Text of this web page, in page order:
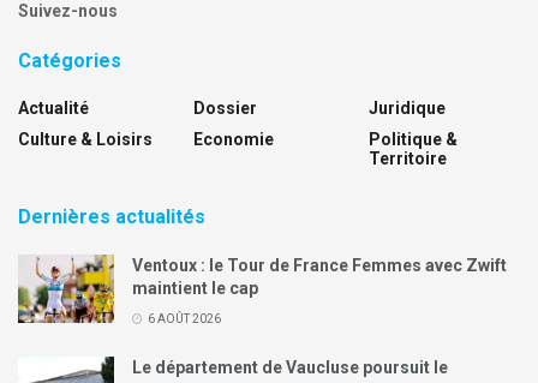
Suivez-nous
Catégories
Actualité
Culture & Loisirs
Dossier
Economie
Juridique
Politique &
Territoire
Dernières actualités
Ventoux : le Tour de France Femmes avec Zwift
maintient le cap
6 AOÛT 2026
Le département de Vaucluse poursuit le